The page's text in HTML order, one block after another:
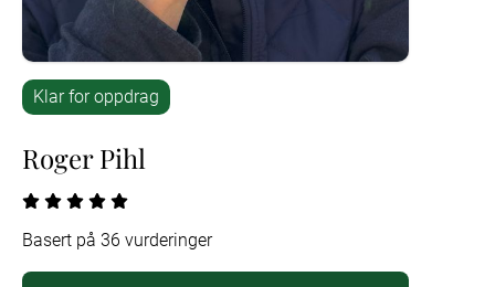
Klar for oppdrag
Roger Pihl
Basert på 36 vurderinger